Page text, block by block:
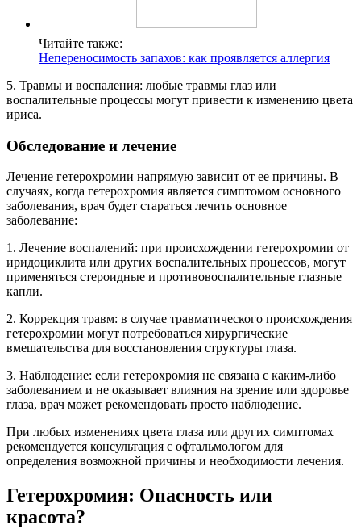
Читайте также:
Непереносимость запахов: как проявляется аллергия
5. Травмы и воспаления: любые травмы глаз или
воспалительные процессы могут привести к изменению цвета
ириса.
Обследование и лечение
Лечение гетерохромии напрямую зависит от ее причины. В
случаях, когда гетерохромия является симптомом основного
заболевания, врач будет стараться лечить основное
заболевание:
1. Лечение воспалений: при происхождении гетерохромии от
иридоциклита или других воспалительных процессов, могут
применяться стероидные и противовоспалительные глазные
капли.
2. Коррекция травм: в случае травматического происхождения
гетерохромии могут потребоваться хирургические
вмешательства для восстановления структуры глаза.
3. Наблюдение: если гетерохромия не связана с каким-либо
заболеванием и не оказывает влияния на зрение или здоровье
глаза, врач может рекомендовать просто наблюдение.
При любых изменениях цвета глаза или других симптомах
рекомендуется консультация с офтальмологом для
определения возможной причины и необходимости лечения.
Гетерохромия: Опасность или
красота?